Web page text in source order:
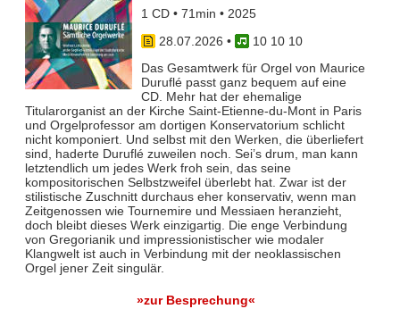
1 CD • 71min • 2025
28.07.2026 •
10 10 10
Das Gesamtwerk für Orgel von Maurice
Duruflé passt ganz bequem auf eine
CD. Mehr hat der ehemalige
Titularorganist an der Kirche Saint-Etienne-du-Mont in Paris
und Orgelprofessor am dortigen Konservatorium schlicht
nicht komponiert. Und selbst mit den Werken, die überliefert
sind, haderte Duruflé zuweilen noch. Sei’s drum, man kann
letztendlich um jedes Werk froh sein, das seine
kompositorischen Selbstzweifel überlebt hat. Zwar ist der
stilistische Zuschnitt durchaus eher konservativ, wenn man
Zeitgenossen wie Tournemire und Messiaen heranzieht,
doch bleibt dieses Werk einzigartig. Die enge Verbindung
von Gregorianik und impressionistischer wie modaler
Klangwelt ist auch in Verbindung mit der neoklassischen
Orgel jener Zeit singulär.
»zur Besprechung«